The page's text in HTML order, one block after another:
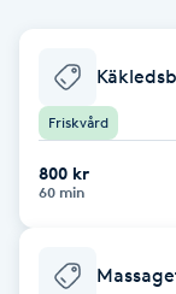
Balayage
Bambumassage
Friskvård
800 kr
60 min